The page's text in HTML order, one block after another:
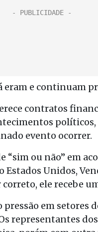
eram e continuam
contratos
evento ocorrer.
“sim ou não” em
Unidos,
ele recebe
em setores
representantes